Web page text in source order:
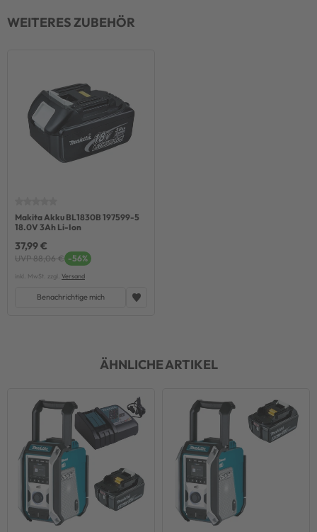
WEITERES ZUBEHÖR
Makita Akku BL1830B 197599-5
18.0V 3Ah Li-Ion
37,99 €
UVP 88,06 € -56%
inkl. MwSt. zzgl. Versand
Benachrichtige mich
ÄHNLICHE ARTIKEL